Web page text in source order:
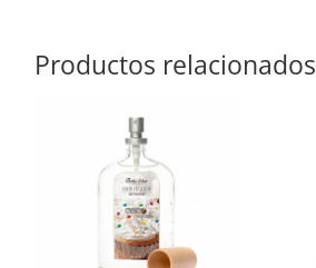
Productos relacionados